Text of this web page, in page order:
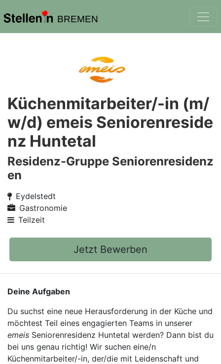
BREMEN
Küchenmitarbeiter/-in (m/
w/d) emeis Seniorenreside
nz Huntetal
Residenz-Gruppe Seniorenresidenz
en
Eydelstedt
Gastronomie
Teilzeit
Jetzt Bewerben
Deine Aufgaben
Du suchst eine neue Herausforderung in der Küche und
möchtest Teil eines engagierten Teams in unserer
emeis Seniorenresidenz Huntetal werden? Dann bist du
bei uns genau richtig! Wir suchen eine/n
Küchenmitarbeiter/-in, der/die mit Leidenschaft und